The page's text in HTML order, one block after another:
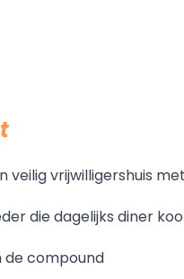
veilig vrijwilligershuis
die dagelijks diner
de compound